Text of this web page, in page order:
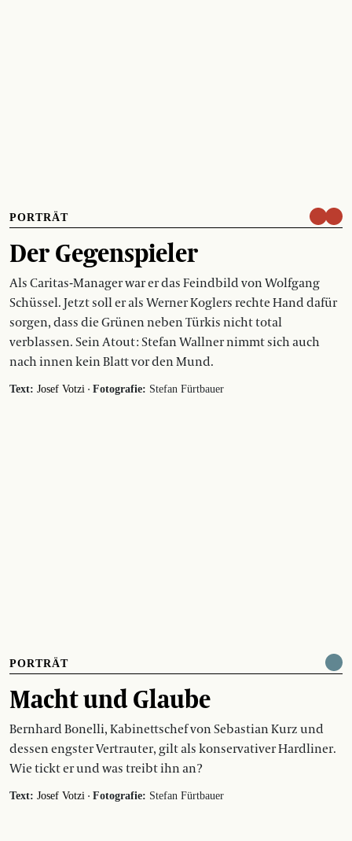
PORTRÄT
Der Gegenspieler
Als Caritas-Manager war er das Feindbild von Wolfgang
Schüssel. Jetzt soll er als Werner Koglers rechte Hand dafür
sorgen, dass die Grünen neben Türkis nicht total
verblassen. Sein Atout : Stefan Wallner nimmt sich auch
nach innen kein Blatt vor den Mund.
Text: Josef Votzi · Fotografie: Stefan Fürtbauer
PORTRÄT
Macht und Glaube
Bernhard Bonelli, Kabinettschef von Sebastian Kurz und
dessen engster Vertrauter, gilt als konservativer Hardliner.
Wie tickt er und was treibt ihn an?
Text: Josef Votzi · Fotografie: Stefan Fürtbauer